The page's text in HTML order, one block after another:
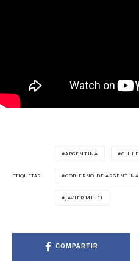
ETIQUETAS
ARGENTINA CHILE
GOBIERNO DE ARGENTINA
JAVIER MILEI
COMPARTIR